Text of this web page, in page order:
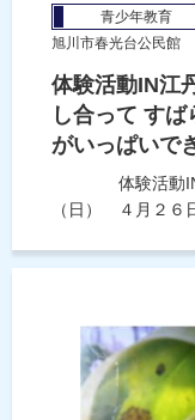
青少年教育
旭川市春光台公民館
体験活動IN江
し合って す
がいっぱいで
体験活動IN江
（日） ４月２６